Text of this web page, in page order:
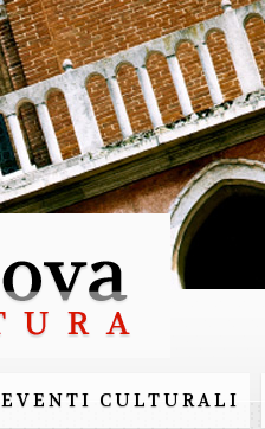
EVENTI CULTURALI